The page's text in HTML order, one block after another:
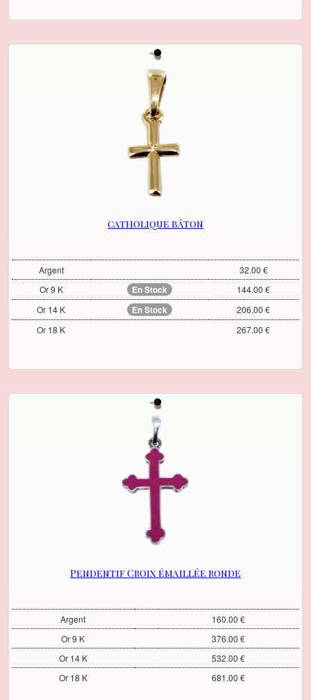
catholique bâton
Argent
32.00 €
Or 9 K
En Stock
144.00 €
Or 14 K
En Stock
206.00 €
Or 18 K
267.00 €
Pendentif Croix émaillée ronde
Argent
160.00 €
Or 9 K
376.00 €
Or 14 K
532.00 €
Or 18 K
681.00 €